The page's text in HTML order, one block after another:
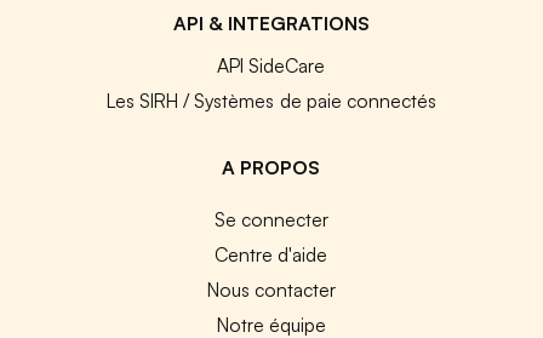
API & INTEGRATIONS
API SideCare
Les SIRH / Systèmes de paie connectés
A PROPOS
Se connecter
Centre d'aide
Nous contacter
Notre équipe